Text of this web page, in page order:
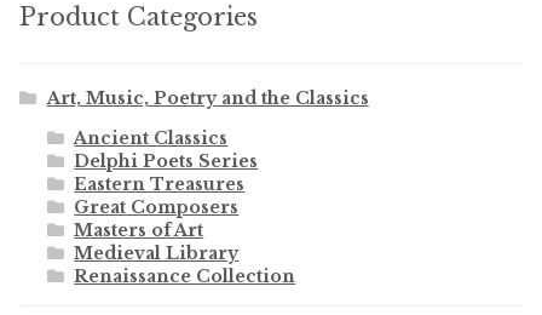
Product Categories
Art, Music, Poetry and the Classics
Ancient Classics
Delphi Poets Series
Eastern Treasures
Great Composers
Masters of Art
Medieval Library
Renaissance Collection